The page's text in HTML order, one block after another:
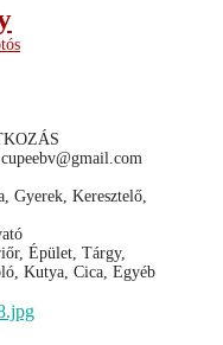
Gyerek, Keresztelő,
Épület, Tárgy,
Kutya, Cica, Egyéb